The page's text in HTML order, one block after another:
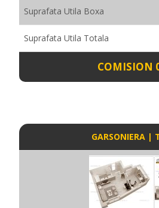
Suprafata Utila Boxa
Suprafata Utila Totala
COMISION
GARSONIERA |